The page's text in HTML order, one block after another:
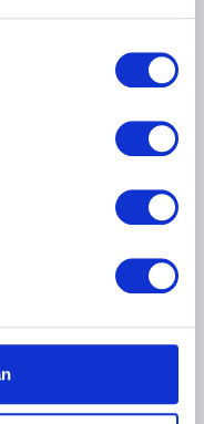
geografische
kan zijn
(fingerprinting)
detailgedeeltein.
wijzigen of
advertenties te
media te bieden
Ook delen we
site met onze
en analyse. Deze